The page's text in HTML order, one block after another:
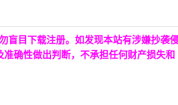
盲目下载注册。如发现本站有涉嫌抄袭
确性做出判断，不承担任何财产损失和